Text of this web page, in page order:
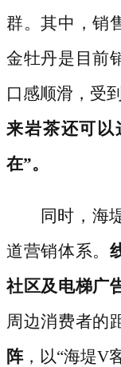
群。其中，销
金牡丹是目前
口感顺滑，受
来岩茶还可以
在”。
同时，海
道营销体系。
社区及电梯广
周边消费者的
阵，以“海堤V